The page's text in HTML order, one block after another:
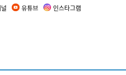
유튜브 인스타그램